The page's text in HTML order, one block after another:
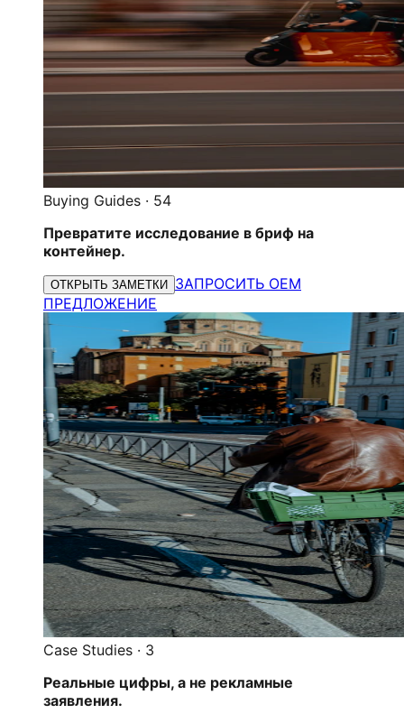
Buying Guides · 54
Превратите исследование в бриф на
контейнер.
ОТКРЫТЬ ЗАМЕТКИ
ЗАПРОСИТЬ OEM
ПРЕДЛОЖЕНИЕ
Case Studies · 3
Реальные цифры, а не рекламные
заявления.